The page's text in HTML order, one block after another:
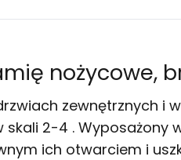
nożycowe,
zewnętrznych i
skali 2-4 . Wyposażony
ich otwarciem i